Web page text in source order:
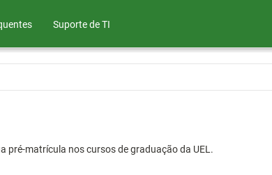
Suporte de TI
pré-matrícula nos cursos de graduação da UEL.